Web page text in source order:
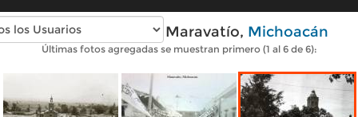
Fotos antiguas de Maravatío, Michoacán
Últimas fotos agregadas se muestran primero (1 al 6 de 6):